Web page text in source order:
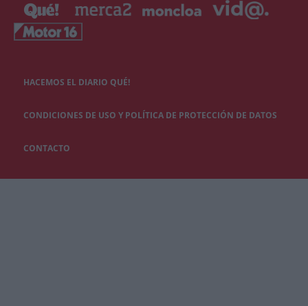
HACEMOS EL DIARIO QUÉ!
CONDICIONES DE USO Y POLÍTICA DE PROTECCIÓN DE DATOS
CONTACTO